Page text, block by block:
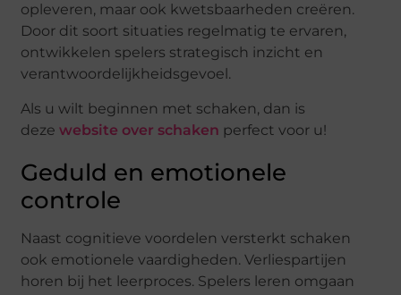
opleveren, maar ook kwetsbaarheden creëren.
Door dit soort situaties regelmatig te ervaren,
ontwikkelen spelers strategisch inzicht en
verantwoordelijkheidsgevoel.
Als u wilt beginnen met schaken, dan is
dezewebsite over schaken perfect voor u!
Geduld en emotionele
controle
Naast cognitieve voordelen versterkt schaken
ook emotionele vaardigheden. Verliespartijen
horen bij het leerproces. Spelers leren omgaan